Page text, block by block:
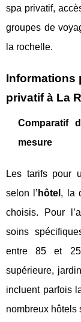
spa privatif,
groupes de
la rochelle.
Informations
privatif à La
Comparatif
mesure
Les tarifs pour
selon l’ hôtel , la
choisis. Pour
soins
entre 85 et
supérieure,
incluent parfois
nombreux hôtels